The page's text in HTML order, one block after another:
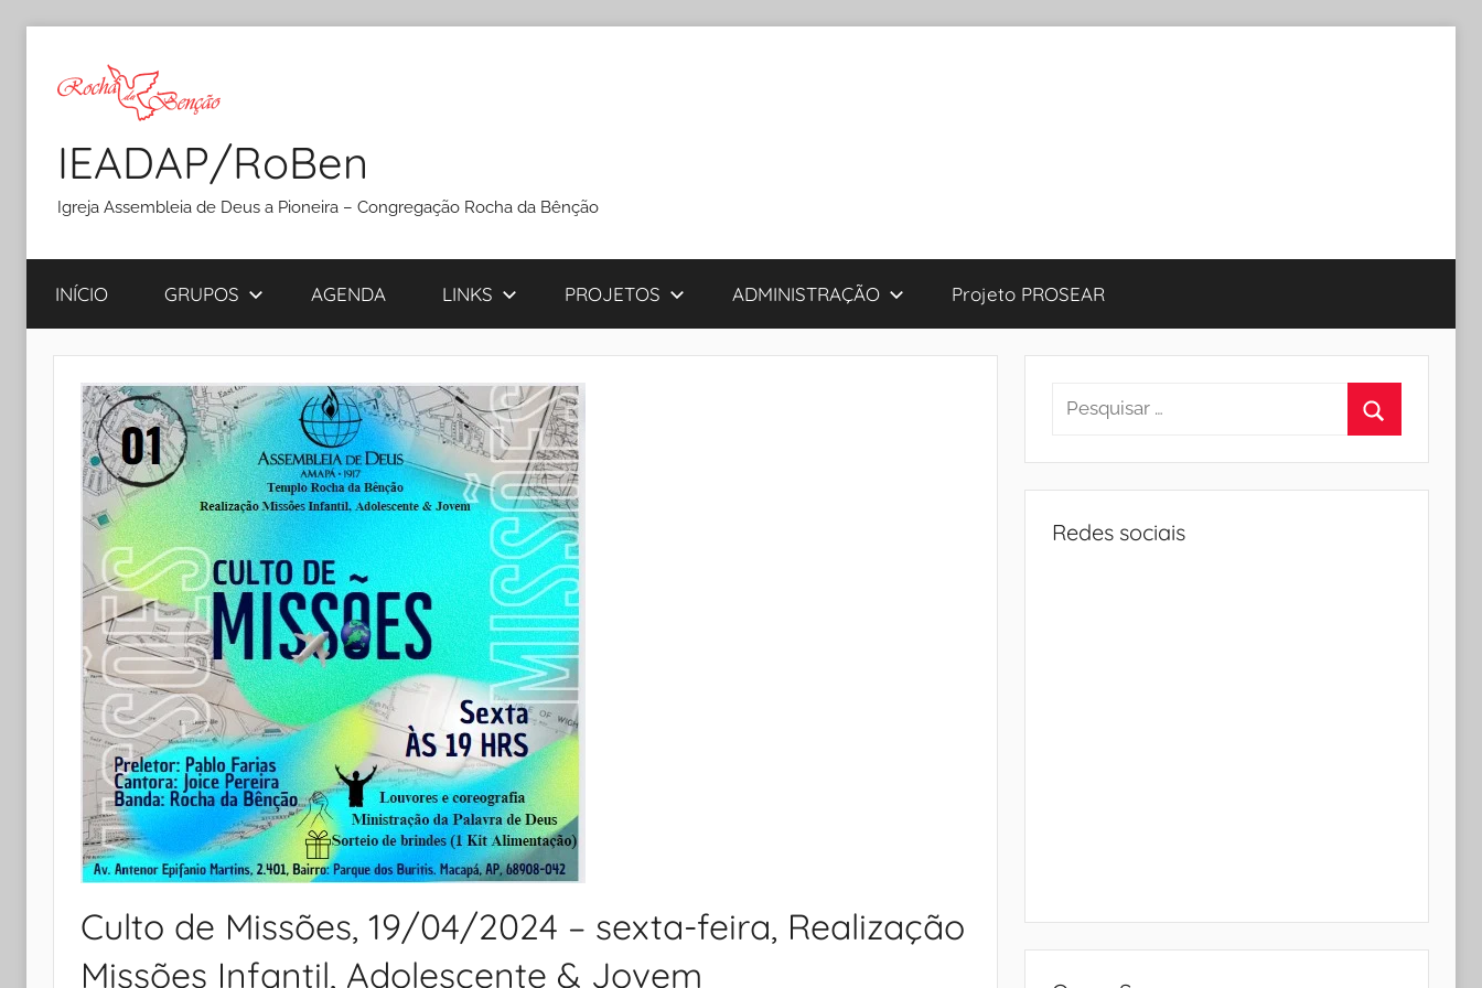
IEADAP/RoBen
Igreja Assembleia de Deus a Pioneira – Congregação Rocha da Bênção
INÍCIO GRUPOS AGENDA LINKS PROJETOS ADMINISTRAÇÃO Projeto PROSEAR
Culto de Missões, 19/04/2024 – sexta-feira, Realização
Missões Infantil, Adolescente & Jovem
Pesquisar
Redes sociais